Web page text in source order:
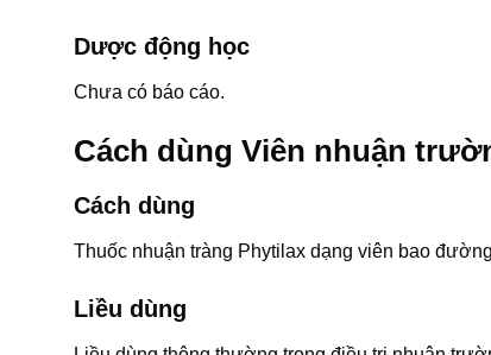
Dược động học
Chưa có báo cáo.
Cách dùng Viên nhuận
Cách dùng
Thuốc nhuận tràng Phytilax dạng viên bao
Liều dùng